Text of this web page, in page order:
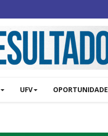
UFV OPORTUNIDADE